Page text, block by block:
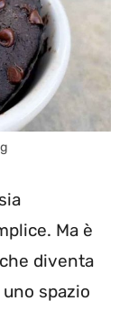
Ma è
diventa
spazio